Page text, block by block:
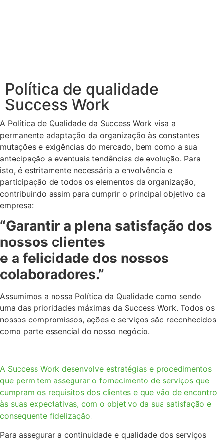
Política de qualidade
Success Work
A Política de Qualidade da Success Work visa a
permanente adaptação da organização às constantes
mutações e exigências do mercado, bem como a sua
antecipação a eventuais tendências de evolução. Para
isto, é estritamente necessária a envolvência e
participação de todos os elementos da organização,
contribuindo assim para cumprir o principal objetivo da
empresa:
“Garantir a plena satisfação dos
nossos clientes
e a felicidade dos nossos
colaboradores.”
Assumimos a nossa Política da Qualidade como sendo
uma das prioridades máximas da Success Work. Todos os
nossos compromissos, ações e serviços são reconhecidos
como parte essencial do nosso negócio.
A Success Work desenvolve estratégias e procedimentos
que permitem assegurar o fornecimento de serviços que
cumpram os requisitos dos clientes e que vão de encontro
às suas expectativas, com o objetivo da sua satisfação e
consequente fidelização.
Para assegurar a continuidade e qualidade dos serviços